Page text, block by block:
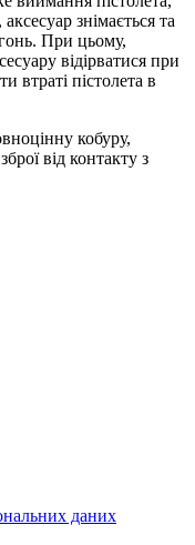
знімається та
При цьому,
відірватися при
втраті пістолета в
кобуру,
від контакту з
даних